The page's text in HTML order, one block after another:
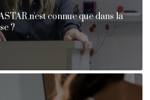
n'est connue que dans la
?